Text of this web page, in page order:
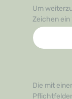
Um
Zeichen ein
Die mit